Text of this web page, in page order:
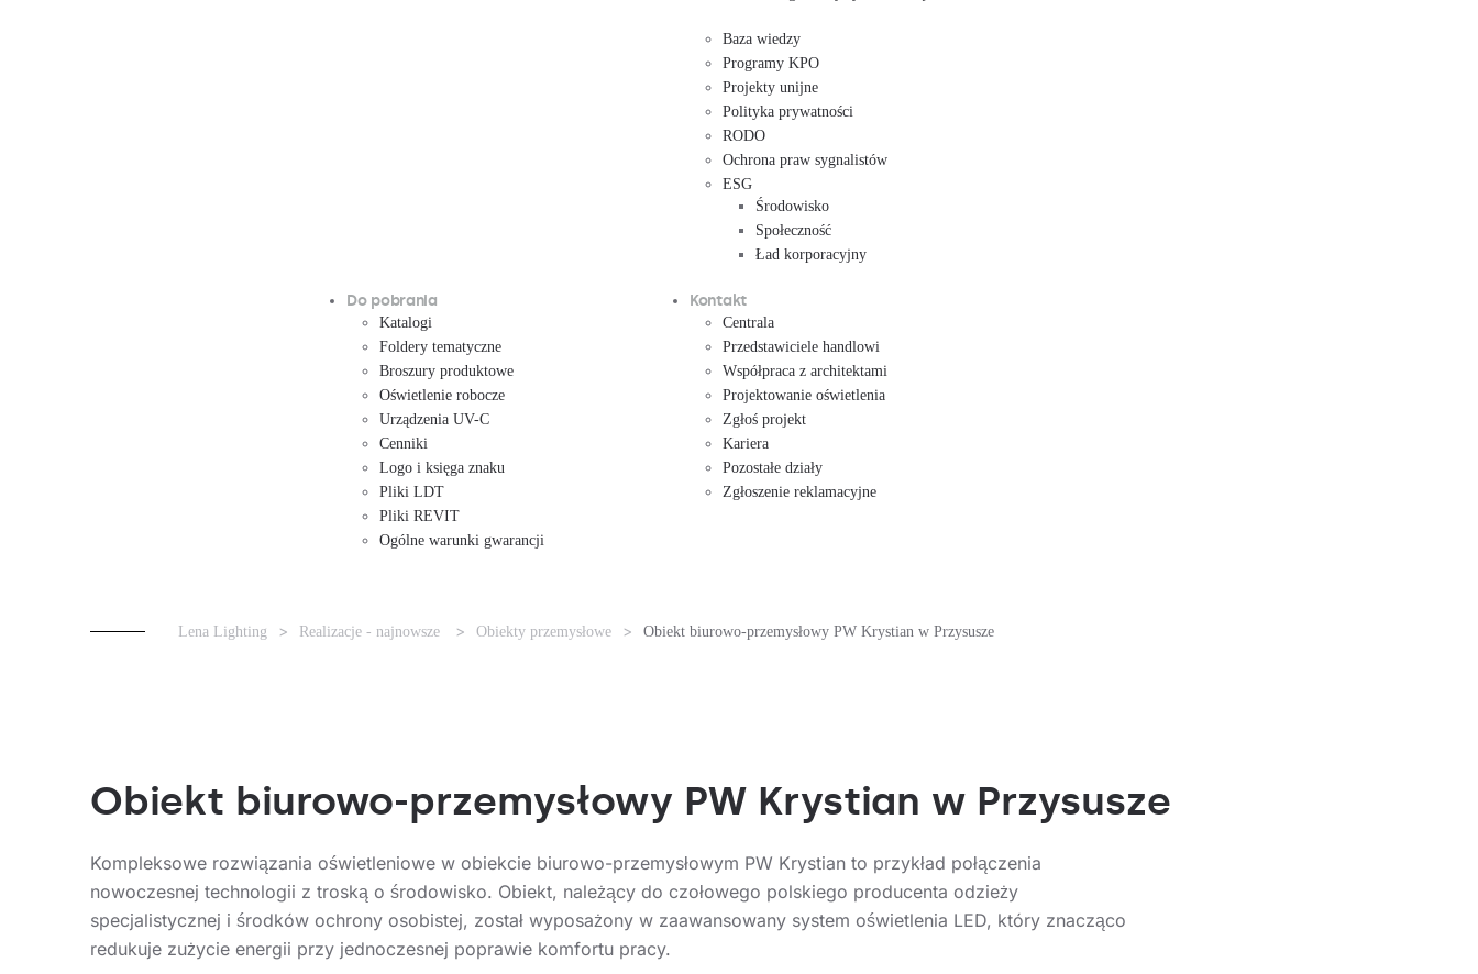
Baza wiedzy
Programy KPO
Projekty unijne
Polityka prywatności
RODO
Ochrona praw sygnalistów
ESG
Środowisko
Społeczność
Ład korporacyjny
Do pobrania
Katalogi
Foldery tematyczne
Broszury produktowe
Oświetlenie robocze
Urządzenia UV-C
Cenniki
Logo i księga znaku
Pliki LDT
Pliki REVIT
Ogólne warunki gwarancji
Kontakt
Centrala
Przedstawiciele handlowi
Współpraca z architektami
Projektowanie oświetlenia
Zgłoś projekt
Kariera
Pozostałe działy
Zgłoszenie reklamacyjne
Lena Lighting Realizacje - najnowsze Obiekty przemysłowe Obiekt biurowo-przemysłowy PW Krystian w Przysusze
Obiekt biurowo-przemysłowy PW Krystian w Przysusze
Kompleksowe rozwiązania oświetleniowe w obiekcie biurowo-przemysłowym PW Krystian to przykład połączenia
nowoczesnej technologii z troską o środowisko. Obiekt, należący do czołowego polskiego producenta odzieży
specjalistycznej i środków ochrony osobistej, został wyposażony w zaawansowany system oświetlenia LED, który znacząco
redukuje zużycie energii przy jednoczesnej poprawie komfortu pracy.